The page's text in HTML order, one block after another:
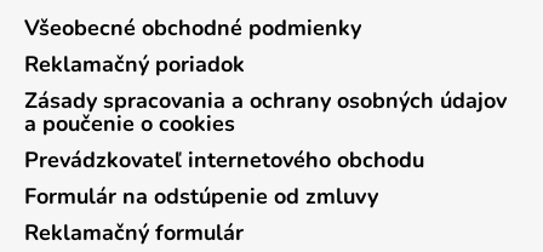
Všeobecné obchodné podmienky
Reklamačný poriadok
Zásady spracovania a ochrany osobných údajov
a poučenie o cookies
Prevádzkovateľ internetového obchodu
Formulár na odstúpenie od zmluvy
Reklamačný formulár